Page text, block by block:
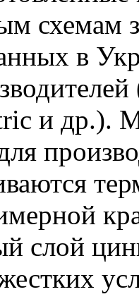
схемам
в
и др.).
слой